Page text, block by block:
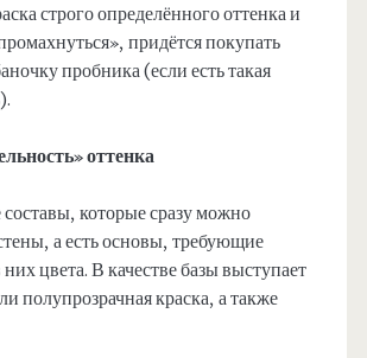
строго определённого оттенка и
придётся покупать
пробника (если есть такая
оттенка
составы, которые сразу можно
а есть основы, требующие
цвета. В качестве базы выступает
полупрозрачная краска, а также